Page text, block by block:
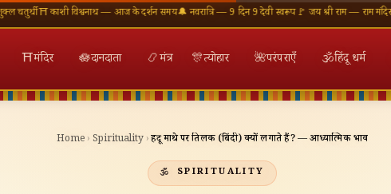
काशी विश्वनाथ — आज के दर्शन समय🔔 नवरात्रि — 9 दिन 9 देवी स्वरूप🚩 जय श्री राम — राम मंदिर अयोध्या🕉
⛩मंदिर 🪷दानदाता 📿मंत्र 🎊त्योहार 🌺परंपराएँ 🕉हिंदू धर्म
Home › Spirituality ›हिंदू माथे पर तिलक (बिंदी) क्यों लगाते हैं? — आध्यात्मिक भाव
SPIRITUALITY